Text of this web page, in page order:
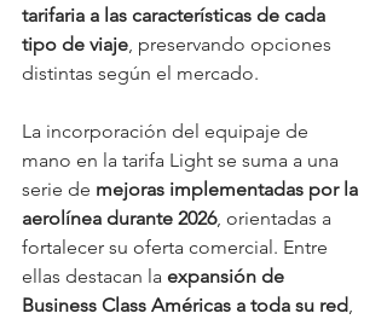
tarifaria a las características de cada
tipo de viaje, preservando opciones
distintas según el mercado.
La incorporación del equipaje de
mano en la tarifa Light se suma a una
serie de mejoras implementadas por la
aerolínea durante 2026, orientadas a
fortalecer su oferta comercial. Entre
ellas destacan la expansión de
Business Class Américas a toda su red,